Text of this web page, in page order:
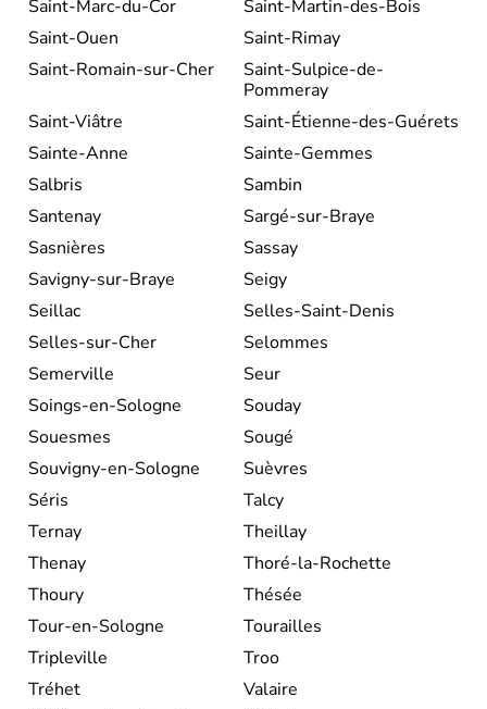
Saint-Marc-du-Cor
Saint-Martin-des-Bois
Saint-Ouen
Saint-Rimay
Saint-Romain-sur-Cher
Saint-Sulpice-de-
Pommeray
Saint-Viâtre
Saint-Étienne-des-Guérets
Sainte-Anne
Sainte-Gemmes
Salbris
Sambin
Santenay
Sargé-sur-Braye
Sasnières
Sassay
Savigny-sur-Braye
Seigy
Seillac
Selles-Saint-Denis
Selles-sur-Cher
Selommes
Semerville
Seur
Soings-en-Sologne
Souday
Souesmes
Sougé
Souvigny-en-Sologne
Suèvres
Séris
Talcy
Ternay
Theillay
Thenay
Thoré-la-Rochette
Thoury
Thésée
Tour-en-Sologne
Tourailles
Tripleville
Troo
Tréhet
Valaire